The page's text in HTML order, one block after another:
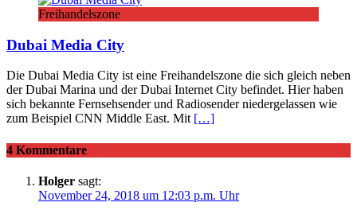
Freihandelszone
Dubai Media City
Die Dubai Media City ist eine Freihandelszone die sich gleich neben
der Dubai Marina und der Dubai Internet City befindet. Hier haben
sich bekannte Fernsehsender und Radiosender niedergelassen wie
zum Beispiel CNN Middle East. Mit […]
4 Kommentare
Holger sagt:
November 24, 2018 um 12:03 p.m. Uhr